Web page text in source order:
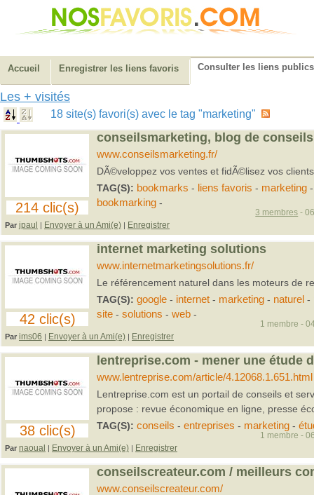
Accueil Enregistrer les liens favoris Consulter les liens publics
Les + visités
18 site(s) favori(s) avec le tag "marketing"
214 clic(s)
conseilsmarketing, blog de
www.conseilsmarketing.fr/
DÃ©veloppez vos ventes et fidÃ©lisez vos
TAG(S): bookmarks - liens favoris - marketing
bookmarking-
Par jpaul | Envoyer à un Ami(e) | Enregistrer
3 membres -
42 clic(s)
internet marketing solutions
www.internetmarketingsolutions.fr/
Le référencement naturel dans les moteurs de
TAG(S): google- internet- marketing- naturel -
site- solutions - web -
Par ims06 | Envoyer à un Ami(e) | Enregistrer
1 membre -
38 clic(s)
lentreprise.com - mener une étude
www.lentreprise.com/article/4.12068.1.651.html
Lentreprise.com est un portail de conseils et
propose : revue économique en ligne, presse
TAG(S): conseils - entreprises - marketing-
Par naoual | Envoyer à un Ami(e) | Enregistrer
1 membre -
conseilscreateur.com / meilleurs
www.conseilscreateur.com/